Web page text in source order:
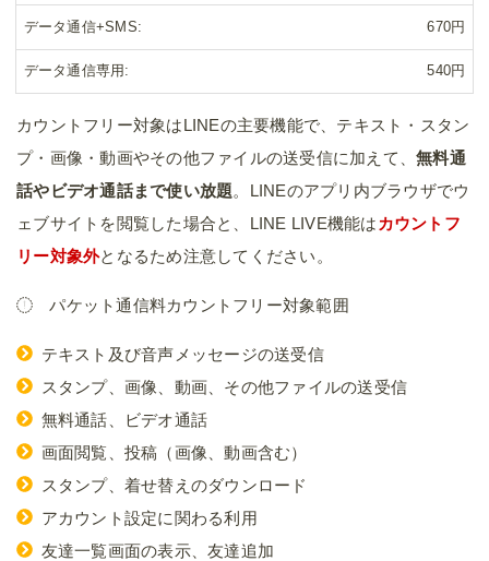
データ通信+SMS 670円
データ通信専用 540円
カウントフリー対象はLINEの主要機能で、テキスト・スタン
プ・画像・動画やその他ファイルの送受信に加えて、 無料通
話やビデオ通話まで使い放題。LINEのアプリ内ブラウザでウ
ェブサイトを閲覧した場合と、LINE LIVE機能は カウントフ
リー対象外となるため注意してください。
パケット通信料カウントフリー対象範囲
テキスト及び音声メッセージの送受信
スタンプ、画像、動画、その他ファイルの送受信
無料通話、ビデオ通話
画面閲覧、投稿（画像、動画含む）
スタンプ、着せ替えのダウンロード
アカウント設定に関わる利用
友達一覧画面の表示、友達追加